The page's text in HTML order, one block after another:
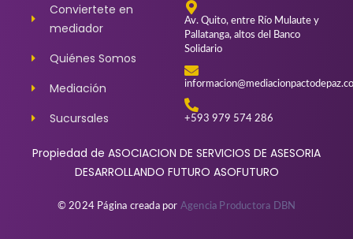
Conviertete en
mediador
Quiénes Somos
Mediación
Sucursales
Av. Quito, entre Río Mulaute y
Pallatanga, altos del Banco
Solidario
+593 979 574 286
Propiedad de ASOCIACION DE SERVICIOS DE ASESORIA
DESARROLLANDO FUTURO ASOFUTURO
© 2024 Página creada por Agencia Productora DBN